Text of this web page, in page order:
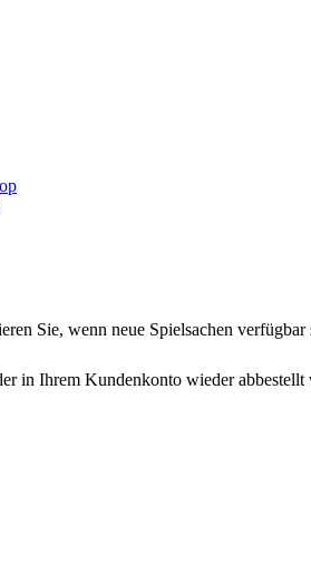
Sie, wenn neue Spielsachen verfügbar
in Ihrem Kundenkonto wieder abbestellt